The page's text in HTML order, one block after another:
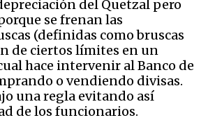
del Quetzal pero
se frenan las
(definidas como bruscas
de ciertos límites en un
hace intervenir al Banco de
o vendiendo divisas.
una regla evitando así
de los funcionarios.